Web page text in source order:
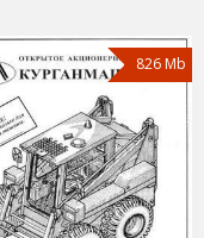
826 Mb